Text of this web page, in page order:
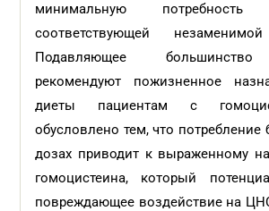
минимальную
соответствующей
Подавляющее большинство
рекомендуют пожизненное
диеты пациентам с
обусловлено тем, что
дозах приводит к выраженному
гомоцистеина, который
повреждающее воздействие на